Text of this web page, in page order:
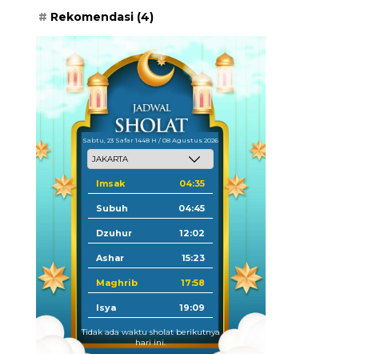
Rekomendasi (4)
Sabtu, 23 Safar 1448 H / 08 Agustus 2026
Imsak 04:35
Subuh 04:45
Dzuhur 12:02
Ashar 15:23
Maghrib 17:58
Isya 19:09
Tidak ada waktu sholat berikutnya
hari ini.